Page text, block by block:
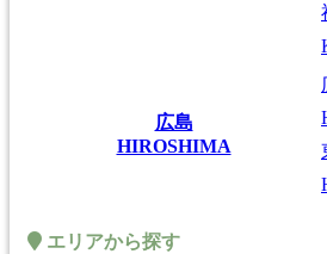
広島
HIROSHIMA
エリアから探す